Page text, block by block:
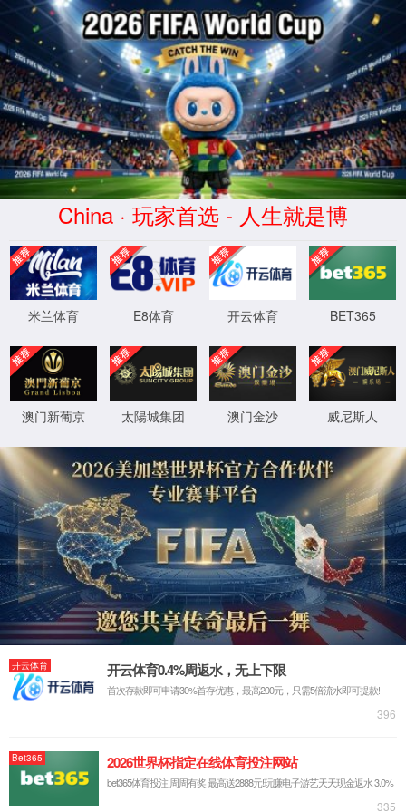
米兰(milan)足球俱乐部-官方中文网
站
404
XML 地图